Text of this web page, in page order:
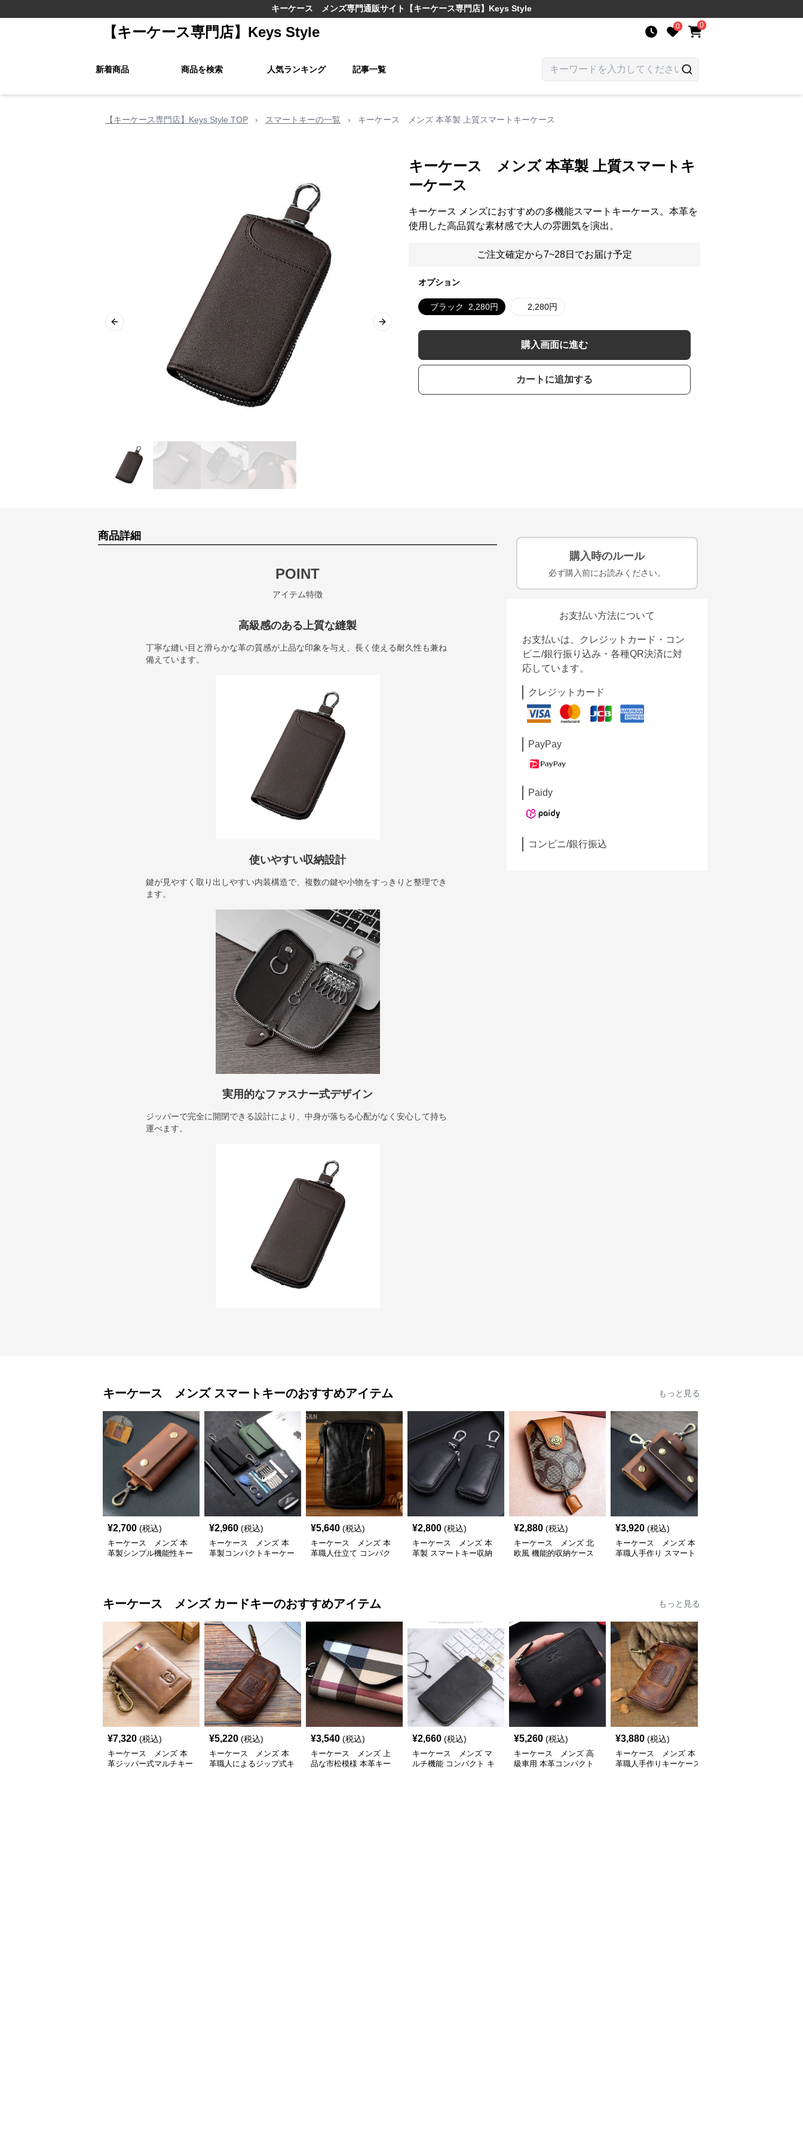
キーケース メンズ専門通販サイト 【キーケース専門店】Keys Style
【キーケース専門店】Keys Style 0 0
新着商品 商品を検索 人気ランキング 記事一覧
【キーケース専門店】Keys Style TOP › スマートキーの一覧 › キーケース メンズ 本革製 上質スマートキーケース
Previous slide Next slide
キーケース メンズ 本革製 上質スマートキ
ーケース
キーケース メンズにおすすめの多機能スマートキーケース。本革を
使用した高品質な素材感で大人の雰囲気を演出。
ご注文確定から7~28日でお届け予定
オプション
ブラック 2,280円 2,280円
購入画面に進む
カートに追加する
商品詳細
POINT
アイテム特徴
高級感のある上質な縫製
丁寧な縫い目と滑らかな革の質感が上品な印象を与え、長く使える耐久性も兼ね
備えています。
使いやすい収納設計
鍵が見やすく取り出しやすい内装構造で、複数の鍵や小物をすっきりと整理でき
ます。
実用的なファスナー式デザイン
ジッパーで完全に開閉できる設計により、中身が落ちる心配がなく安心して持ち
運べます。
購入時のルール
必ず購入前にお読みください。
お支払い方法について
お支払いは、クレジットカード・コン
ビニ/銀行振り込み・各種QR決済に対
応しています。
クレジットカード
PayPay
Paidy
コンビニ/銀行振込
キーケース メンズ スマートキーのおすすめアイテム もっと見る
¥2,700 (税込)
キーケース メンズ 本
革製シンプル機能性キー
¥2,960 (税込)
キーケース メンズ 本
革製コンパクトキーケー
¥5,640 (税込)
キーケース メンズ 本
革職人仕立て コンパク
¥2,800 (税込)
キーケース メンズ 本
革製 スマートキー収納
¥2,880 (税込)
キーケース メンズ 北
欧風 機能的収納ケース
¥3,920 (税込)
キーケース メンズ 本
革職人手作り スマート
キーケース メンズ カードキーのおすすめアイテム もっと見る
¥7,320 (税込)
キーケース メンズ 本
革ジッパー式マルチキー
¥5,220 (税込)
キーケース メンズ 本
革職人によるジップ式キ
¥3,540 (税込)
キーケース メンズ 上
品な市松模様 本革キー
¥2,660 (税込)
キーケース メンズ マ
ルチ機能 コンパクト キ
¥5,260 (税込)
キーケース メンズ 高
級車用 本革コンパクト
¥3,880 (税込)
キーケース メンズ 本
革職人手作りキーケース